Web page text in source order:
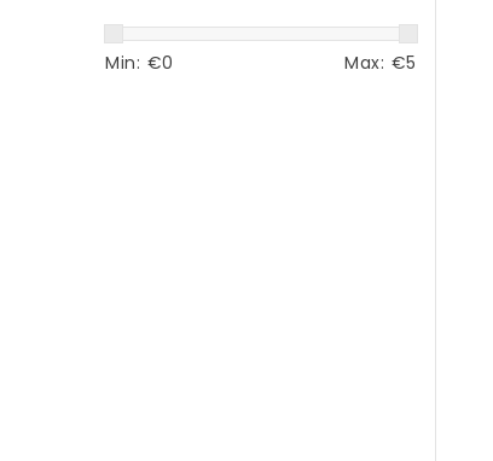
Min: €0 Max: €5